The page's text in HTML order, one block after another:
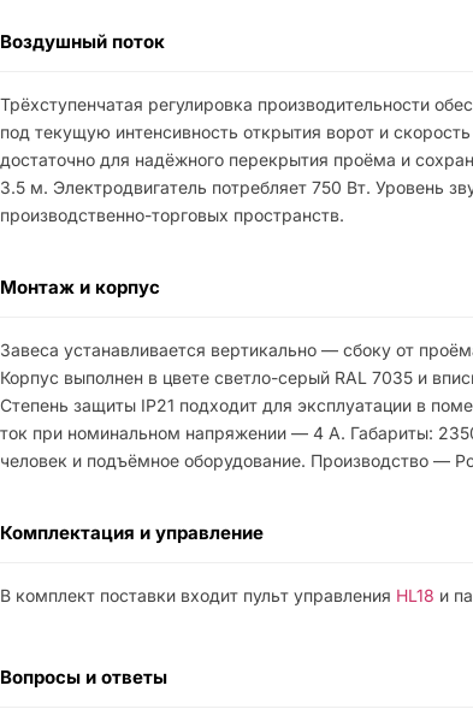
Воздушный поток
Трёхступенчатая регулировка производительности
под текущую интенсивность открытия ворот и
достаточно для надёжного перекрытия проёма и
3.5 м. Электродвигатель потребляет 750 Вт. Уровень
производственно-торговых пространств.
Монтаж и корпус
Завеса устанавливается вертикально — сбоку от
Корпус выполнен в цвете светло-серый RAL 7035 и
Степень защиты IP21 подходит для эксплуатации в
ток при номинальном напряжении — 4 А. Габариты:
человек и подъёмное оборудование. Производство —
Комплектация и управление
В комплект поставки входит пульт управления HL18 и
Вопросы и ответы